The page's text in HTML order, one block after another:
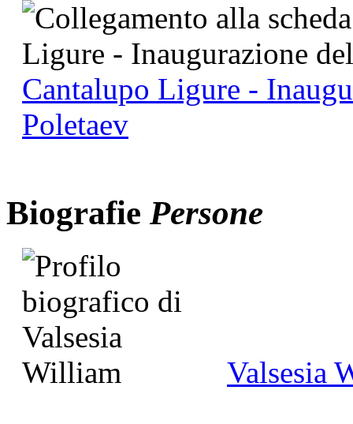
Cantalupo Ligure -
Poletaev
Biografie Persone
Valsesia